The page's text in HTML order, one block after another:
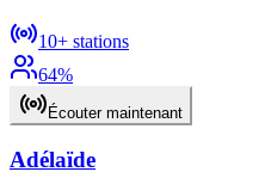
10+ stations
64%
Écouter maintenant
Adélaïde